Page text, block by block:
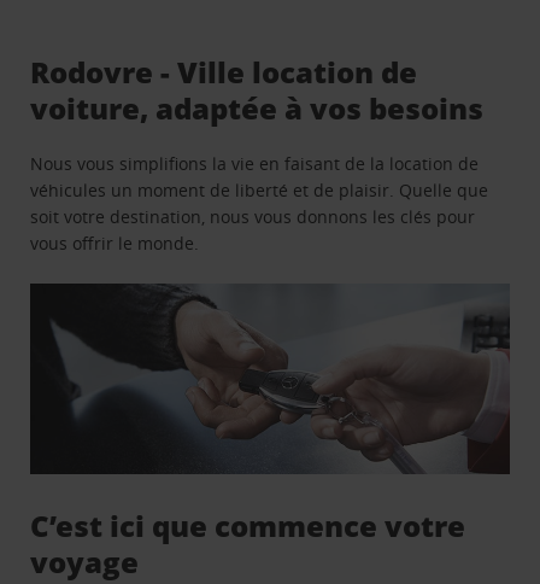
Rodovre - Ville location de
voiture, adaptée à vos besoins
Nous vous simplifions la vie en faisant de la location de
véhicules un moment de liberté et de plaisir. Quelle que
soit votre destination, nous vous donnons les clés pour
vous offrir le monde.
C’est ici que commence votre
voyage